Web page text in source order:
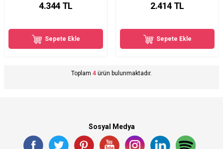
4.344 TL
Sepete Ekle
2.414 TL
Sepete Ekle
Toplam 4 ürün bulunmaktadır.
Sosyal Medya